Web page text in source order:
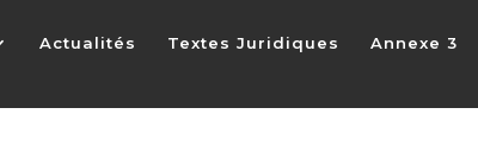
Actualités Textes Juridiques Annexe 3